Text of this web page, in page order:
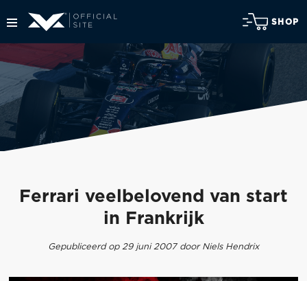
SHOP
Ferrari veelbelovend van start
in Frankrijk
Gepubliceerd op 29 juni 2007 door Niels Hendrix